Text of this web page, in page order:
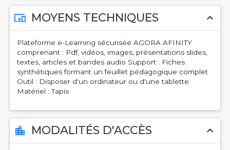
devices_other MOYENS TECHNIQUES expand_less
Plateforme e-Learning sécurisée AGORA AFINITY
comprenant : Pdf, vidéos, images, présentations slides,
textes, articles et bandes audio Support : Fiches
synthétiques formant un feuillet pédagogique complet
Outil : Disposer d'un ordinateur ou d'une tablette
Matériel : Tapis
location_city MODALITÉS D'ACCÈS expand_less